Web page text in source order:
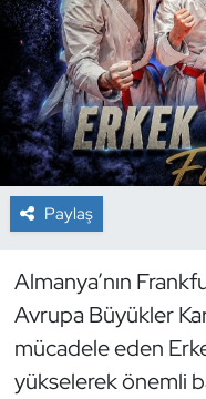
Paylaş
Almanya’nın
Avrupa Büyükler
mücadele eden
yükselerek önemli
Çim Hokeyi
Cimnastik
Curling
Dağcılık
Dövüş Sanatı
E-Spor